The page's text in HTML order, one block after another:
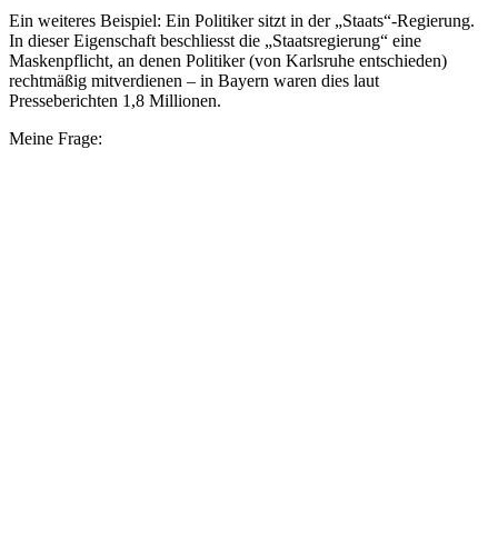
Ein weiteres Beispiel: Ein Politiker sitzt in der „Staats“-Regierung.
In dieser Eigenschaft beschliesst die „Staatsregierung“ eine
Maskenpflicht, an denen Politiker (von Karlsruhe entschieden)
rechtmäßig mitverdienen – in Bayern waren dies laut
Presseberichten 1,8 Millionen.
Meine Frage: